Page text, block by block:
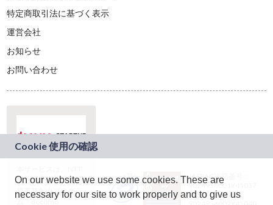
特定商取引法に基づく表示
運営会社
お知らせ
お問い合わせ
ドコモグループの新
規事業創出プログラ
ム「docomo
JASRAC許諾番号：
9024936001Y45037
JASRAC許諾番号：
On our website we use some cookies. These are
necessary for our site to work properly and to give us